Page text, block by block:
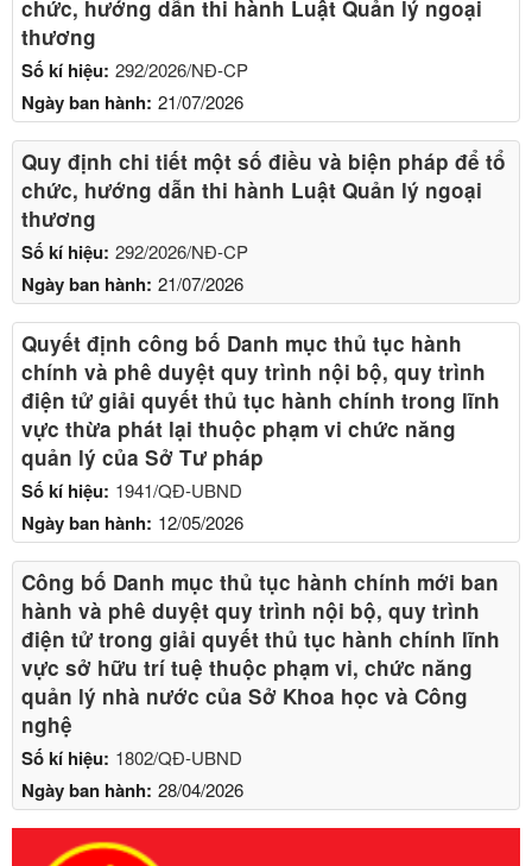
Số kí hiệu: 292/2026/NĐ-CP
Ngày ban hành: 21/07/2026
chức, hướng dẫn thi hành Luật Quản lý ngoại
thương
Số kí hiệu: 292/2026/NĐ-CP
Ngày ban hành: 21/07/2026
Quy định chi tiết một số điều và biện pháp để tổ
chức, hướng dẫn thi hành Luật Quản lý ngoại
thương
Số kí hiệu: 1941/QĐ-UBND
Ngày ban hành: 12/05/2026
Quyết định công bố Danh mục thủ tục hành
chính và phê duyệt quy trình nội bộ, quy trình
điện tử giải quyết thủ tục hành chính trong lĩnh
vực thừa phát lại thuộc phạm vi chức năng
quản lý của Sở Tư pháp
Số kí hiệu: 1802/QĐ-UBND
Ngày ban hành: 28/04/2026
Công bố Danh mục thủ tục hành chính mới ban
hành và phê duyệt quy trình nội bộ, quy trình
điện tử trong giải quyết thủ tục hành chính lĩnh
vực sở hữu trí tuệ thuộc phạm vi, chức năng
quản lý nhà nước của Sở Khoa học và Công
nghệ